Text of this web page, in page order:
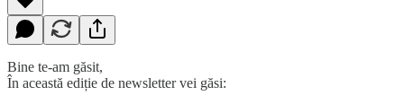
Bine te-am găsit,
În această ediție de newsletter vei găsi: